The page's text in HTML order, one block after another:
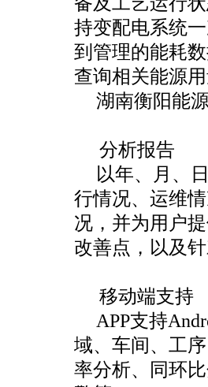
持变配电系统
到管理的能耗
查询相关能源
湖南衡阳能
分析报告
以年、月、
行情况、运维
况，并为用户
改善点，以及
移动端支持
APP支持
域、车间、工
率分析、同环